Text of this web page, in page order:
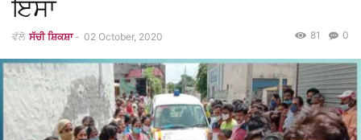
ਇੰਸਾਂ
ਵੱਲੋ ਸੱਚੀ ਸ਼ਿਕਸ਼ਾ - 02 October, 2020 0
81